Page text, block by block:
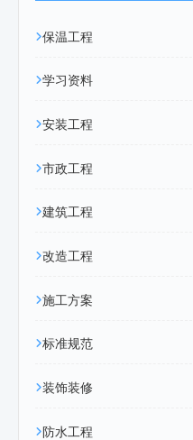
保温工程
学习资料
安装工程
市政工程
建筑工程
改造工程
施工方案
标准规范
装饰装修
防水工程